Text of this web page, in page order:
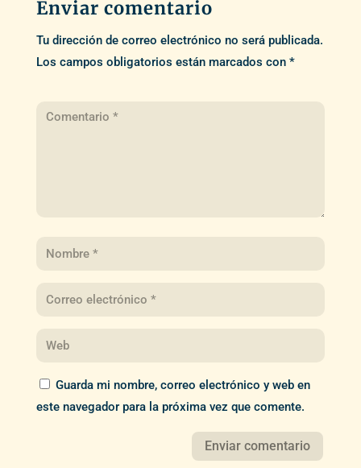
Enviar comentario
Tu dirección de correo electrónico no será publicada.
Los campos obligatorios están marcados con *
Guarda mi nombre, correo electrónico y web en
este navegador para la próxima vez que comente.